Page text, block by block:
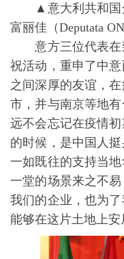
▲意⼤利共和国众
富丽佳（Deputata
意方三位代表在
祝活动，重申了中
之间深厚的友谊，
市，并与南京等地
远不会忘记在疫情
的时候，是中国人
一如既往的支持当
一堂的场景来之不
我们的企业，也为
能够在这片土地上安